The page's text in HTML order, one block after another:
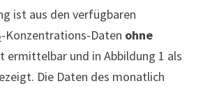
ist aus den verfügbaren
-Konzentrations-Daten ohne
ermittelbar und in Abbildung 1 als
Die Daten des monatlich